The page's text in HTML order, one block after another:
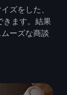
ズをした、
きます。結果
ーズな商談